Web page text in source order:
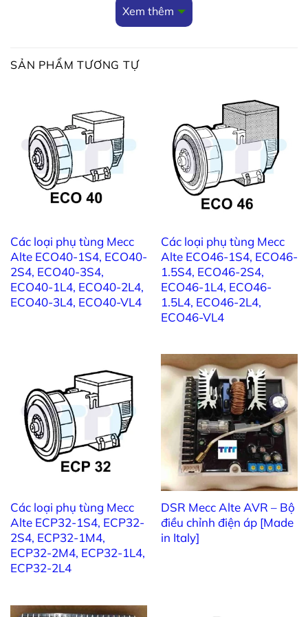
Rotor 5,7 KVA (150) – (14)
Đi ốt máy phát điện10A 1200V – (26) 9910356205
Tụ chống sét SR561K10DS400 –
(27)
9910384007
Chốt giữ nắp 2,5 KVA (75) (S16WA-B) –
9911190192
Chốt giữ nắp 3,5 KVA (90) (S16WA-
B) – (28)
9911190196
Chốt giữ nắp 4,1 KVA (105) (S16WA-B) –
(28)
9911190193
Chốt giữ nắp 5,7 KVA (150) (S16WA-B) –
(28)
Chốt giữ nắp 2,5 KVA (75) (S16WC)
– (28)
9911190196
Chốt giữ nắp 3,5 KVA (90) (S16WC) –
9911190193
Chốt giữ nắp 4,1 KVA (105)
(S16WC) – (28)
9911190170
Chốt giữ nắp 5 KVA (130) (S16WC) –
Chốt giữ nắp 5,7 KVA (150)
Xem thêm
SẢN PHẨM TƯƠNG TỰ
Các loại phụ tùng Mecc
Alte ECO40-1S4, ECO40-
2S4, ECO40-3S4,
ECO40-1L4, ECO40-2L4,
ECO40-3L4, ECO40-VL4
Các loại phụ tùng Mecc
Alte ECO46-1S4, ECO46-
1.5S4, ECO46-2S4,
ECO46-1L4, ECO46-
1.5L4, ECO46-2L4,
ECO46-VL4
Các loại phụ tùng Mecc
Alte ECP32-1S4, ECP32-
2S4, ECP32-1M4,
ECP32-2M4, ECP32-1L4,
ECP32-2L4
DSR Mecc Alte AVR – Bộ
điều chỉnh điện áp [Made
in Italy]